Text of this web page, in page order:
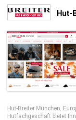
Hut-
Hut-Breiter München,
Hutfachgeschäft bietet